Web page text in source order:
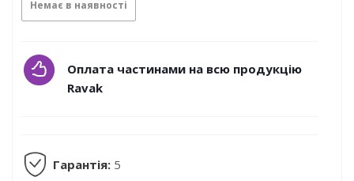
Немає в наявності
Оплата частинами на всю продукцію
Ravak
Гарантія: 5